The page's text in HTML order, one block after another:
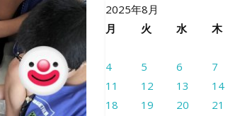
2025年8月
月
火 水 木
4
5 6 7
11
12 13 14
18
19 20 21